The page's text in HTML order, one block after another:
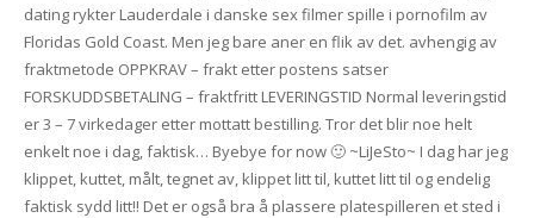
dating rykter Lauderdale i danske sex filmer spille i pornofilm av
Floridas Gold Coast. Men jeg bare aner en flik av det. avhengig av
fraktmetode OPPKRAV – frakt etter postens satser
FORSKUDDSBETALING – fraktfritt LEVERINGSTID Normal leveringstid
er 3 – 7 virkedager etter mottatt bestilling. Tror det blir noe helt
enkelt noe i dag, faktisk… Byebye for now 🙂 ~LiJeSto~ I dag har jeg
klippet, kuttet, målt, tegnet av, klippet litt til, kuttet litt til og endelig
faktisk sydd litt!! Det er også bra å plassere platespilleren et sted i